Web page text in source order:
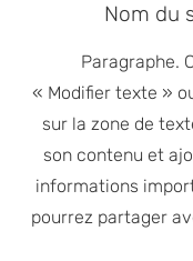
Nom du
Paragraphe.
« Modifier texte »
sur la zone de
son contenu et
informations
pourrez partager